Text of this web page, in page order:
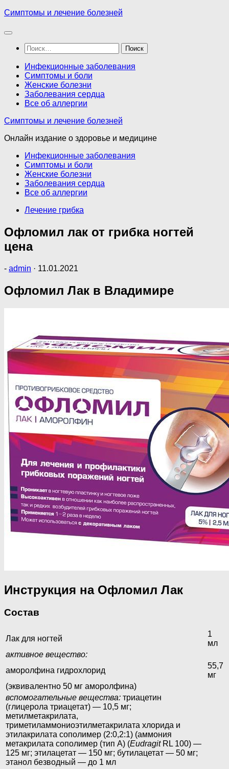
Перейти
содержимому
Симптомы и лечение болезней
Найти:
Инфекционные заболевания
Симптомы и боли
Женские болезни
Заболевания сердца
Все об аллергии
Симптомы и лечение болезней
Онлайн издание о здоровье и медицине
Инфекционные заболевания
Симптомы и боли
Женские болезни
Заболевания сердца
Все об аллергии
Лечение грибка
Офломил лак от грибка ногтей
цена
- admin · 11.01.2021
Офломил Лак в Владимире
Инструкция на Офломил Лак
Состав
Лак для ногтей
1
мл
активное вещество:
аморолфина гидрохлорид
55,7
мг
(эквивалентно 50 мг аморолфина)
вспомогательные вещества: триацетин
(глицерола триацетат) — 10,5 мг;
метилметакрилата,
триметиламмониоэтилметакрилата хлорида и
этилакрилата сополимер (2:0,2:1) (аммония
метакрилата сополимер (тип A) (EudragitRL 100) —
125 мг; этилацетат — 150 мг; бутилацетат — 50 мг;
этанол безводный — до 1 мл